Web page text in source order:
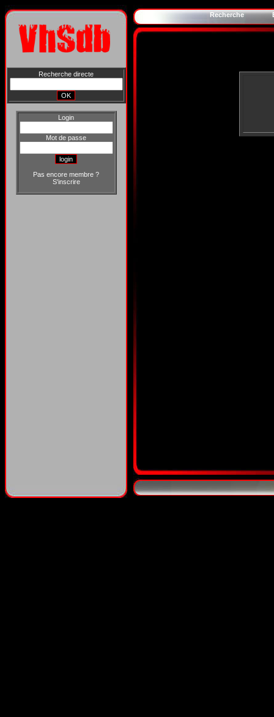
Recherche directe
Login
Mot de passe
Pas encore membre ?
S'inscrire
Recherche